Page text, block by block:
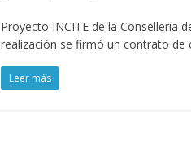
Proyecto INCITE de la Consellería
realización se firmó un contrato de
Leer más